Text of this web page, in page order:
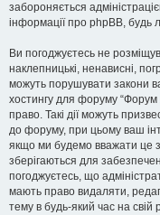
забороняється
інформації про phpBB, будь
Ви погоджуєтесь не
наклепницькі, ненависні,
можуть порушувати закони
хостингу для форуму “Форум
право. Такі дії можуть
до форуму, при цьому ваш
якщо ми будемо вважати це
зберігаються для
погоджуєтесь, що
мають право видаляти,
тему в будь-який час на